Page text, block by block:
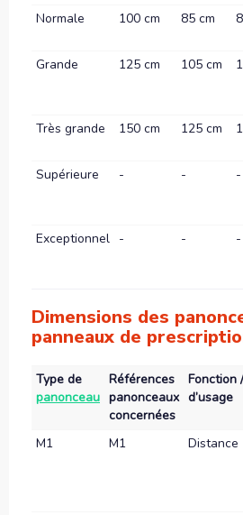
Normale
100 cm 85 cm
Grande
125 cm 105 cm
Très grande
150 cm 125 cm
Supérieure
- - -
Exceptionnel - - -
Dimensions des
panneaux de
Type de
panonceau
Références
panonceaux
concernées
Fonction
d’usage
M1
M1 Distance